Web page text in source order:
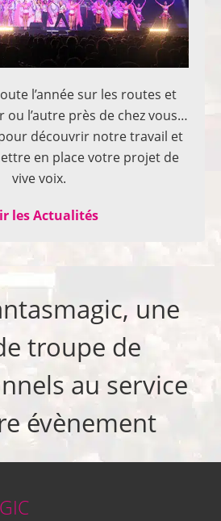
l’année sur les routes et
ou l’autre près de chez vous…
découvrir notre travail et
en place votre projet de
vive voix.
les Actualités
une
troupe de
au service
évènement